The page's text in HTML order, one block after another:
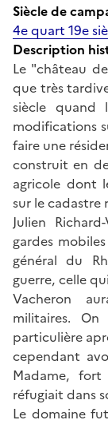
Siècle de
4e quart 19e
Description
Le "château
que très
siècle quand
modifications
faire une
construit en
agricole dont
sur le cadastre
Julien
gardes
général du
guerre, celle
Vacheron
militaires.
particulière
cependant
Madame,
réfugiait dans
Le domaine